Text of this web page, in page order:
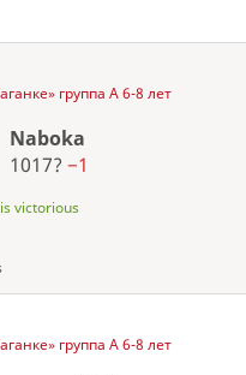
группа А 6-8 лет
Naboka
1017? −1
victorious
группа А 6-8 лет